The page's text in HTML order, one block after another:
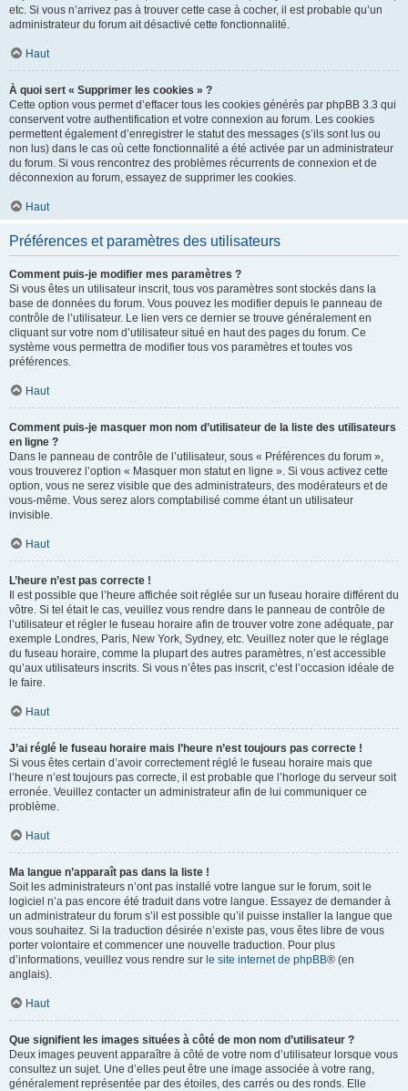
etc. Si vous n’arrivez pas à trouver cette case à cocher, il est probable qu’un
administrateur du forum ait désactivé cette fonctionnalité.
Haut
À quoi sert « Supprimer les cookies » ?
Cette option vous permet d’effacer tous les cookies générés par phpBB 3.3 qui
conservent votre authentification et votre connexion au forum. Les cookies
permettent également d’enregistrer le statut des messages (s’ils sont lus ou
non lus) dans le cas où cette fonctionnalité a été activée par un administrateur
du forum. Si vous rencontrez des problèmes récurrents de connexion et de
déconnexion au forum, essayez de supprimer les cookies.
Haut
Préférences et paramètres des utilisateurs
Comment puis-je modifier mes paramètres ?
Si vous êtes un utilisateur inscrit, tous vos paramètres sont stockés dans la
base de données du forum. Vous pouvez les modifier depuis le panneau de
contrôle de l’utilisateur. Le lien vers ce dernier se trouve généralement en
cliquant sur votre nom d’utilisateur situé en haut des pages du forum. Ce
système vous permettra de modifier tous vos paramètres et toutes vos
préférences.
Haut
Comment puis-je masquer mon nom d’utilisateur de la liste des utilisateurs
en ligne ?
Dans le panneau de contrôle de l’utilisateur, sous « Préférences du forum »,
vous trouverez l’option « Masquer mon statut en ligne ». Si vous activez cette
option, vous ne serez visible que des administrateurs, des modérateurs et de
vous-même. Vous serez alors comptabilisé comme étant un utilisateur
invisible.
Haut
L’heure n’est pas correcte !
Il est possible que l’heure affichée soit réglée sur un fuseau horaire différent du
vôtre. Si tel était le cas, veuillez vous rendre dans le panneau de contrôle de
l’utilisateur et régler le fuseau horaire afin de trouver votre zone adéquate, par
exemple Londres, Paris, New York, Sydney, etc. Veuillez noter que le réglage
du fuseau horaire, comme la plupart des autres paramètres, n’est accessible
qu’aux utilisateurs inscrits. Si vous n’êtes pas inscrit, c’est l’occasion idéale de
le faire.
Haut
J’ai réglé le fuseau horaire mais l’heure n’est toujours pas correcte !
Si vous êtes certain d’avoir correctement réglé le fuseau horaire mais que
l’heure n’est toujours pas correcte, il est probable que l’horloge du serveur soit
erronée. Veuillez contacter un administrateur afin de lui communiquer ce
problème.
Haut
Ma langue n’apparaît pas dans la liste !
Soit les administrateurs n’ont pas installé votre langue sur le forum, soit le
logiciel n’a pas encore été traduit dans votre langue. Essayez de demander à
un administrateur du forum s’il est possible qu’il puisse installer la langue que
vous souhaitez. Si la traduction désirée n’existe pas, vous êtes libre de vous
porter volontaire et commencer une nouvelle traduction. Pour plus
d’informations, veuillez vous rendre sur le site internet de phpBB® (en
anglais).
Haut
Que signifient les images situées à côté de mon nom d’utilisateur ?
Deux images peuvent apparaître à côté de votre nom d’utilisateur lorsque vous
consultez un sujet. Une d’elles peut être une image associée à votre rang,
généralement représentée par des étoiles, des carrés ou des ronds. Elle